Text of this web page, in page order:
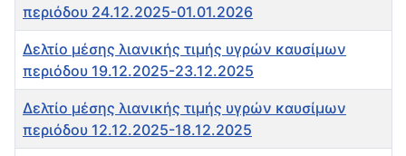
περιόδου 24.12.2025-01.01.2026
Δελτίο μέσης λιανικής τιμής υγρών καυσίμων
περιόδου 19.12.2025-23.12.2025
Δελτίο μέσης λιανικής τιμής υγρών καυσίμων
περιόδου 12.12.2025-18.12.2025